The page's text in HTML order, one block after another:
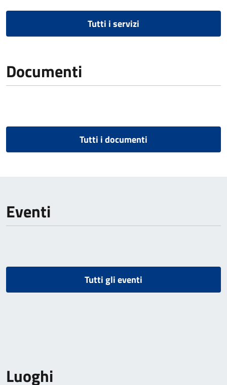
Tutti i servizi
Documenti
Tutti i documenti
Eventi
Tutti gli eventi
Luoghi